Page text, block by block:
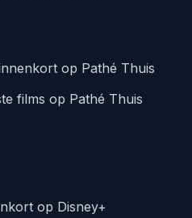
op Pathé Thuis
films op Pathé Thuis
op Disney+